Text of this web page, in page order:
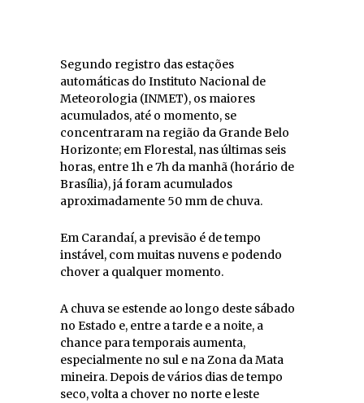
Segundo registro das estações
automáticas do Instituto Nacional de
Meteorologia (INMET), os maiores
acumulados, até o momento, se
concentraram na região da Grande Belo
Horizonte; em Florestal, nas últimas seis
horas, entre 1h e 7h da manhã (horário de
Brasília), já foram acumulados
aproximadamente 50 mm de chuva.
Em Carandaí, a previsão é de tempo
instável, com muitas nuvens e podendo
chover a qualquer momento.
A chuva se estende ao longo deste sábado
no Estado e, entre a tarde e a noite, a
chance para temporais aumenta,
especialmente no sul e na Zona da Mata
mineira. Depois de vários dias de tempo
seco, volta a chover no norte e leste